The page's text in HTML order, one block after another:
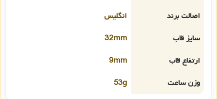
اصالت برند
انگلیس
سایز قاب
32mm
ارتفاع قاب
9mm
وزن ساعت
53g